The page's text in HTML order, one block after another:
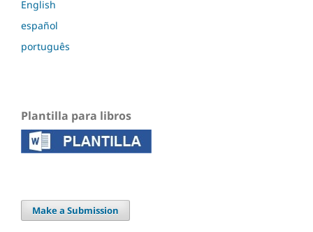
English
español
português
Plantilla para libros
Make a Submission